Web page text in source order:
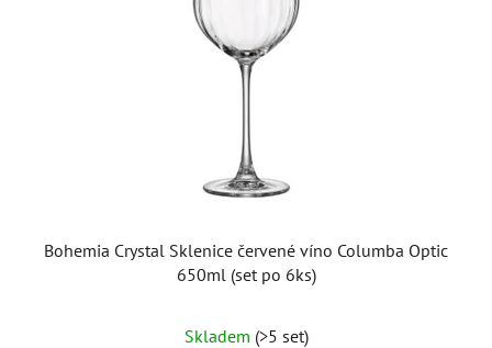
Bohemia Crystal Sklenice červené víno Columba Optic
650ml (set po 6ks)
Skladem (>5 set)